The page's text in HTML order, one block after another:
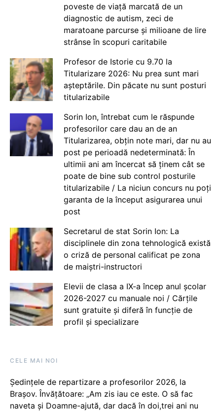
poveste de viață marcată de un
diagnostic de autism, zeci de
maratoane parcurse și milioane de lire
strânse în scopuri caritabile
Profesor de Istorie cu 9.70 la
Titularizare 2026: Nu prea sunt mari
așteptările. Din păcate nu sunt posturi
titularizabile
Sorin Ion, întrebat cum le răspunde
profesorilor care dau an de an
Titularizarea, obțin note mari, dar nu au
post pe perioadă nedeterminată: În
ultimii ani am încercat să ținem cât se
poate de bine sub control posturile
titularizabile / La niciun concurs nu poți
garanta de la început asigurarea unui
post
Secretarul de stat Sorin Ion: La
disciplinele din zona tehnologică există
o criză de personal calificat pe zona
de maiștri-instructori
Elevii de clasa a IX-a încep anul școlar
2026-2027 cu manuale noi / Cărțile
sunt gratuite și diferă în funcție de
profil și specializare
CELE MAI NOI
Ședințele de repartizare a profesorilor 2026, la
Brașov. Învățătoare: „Am zis iau ce este. O să fac
naveta și Doamne-ajută, dar dacă în doi,trei ani nu